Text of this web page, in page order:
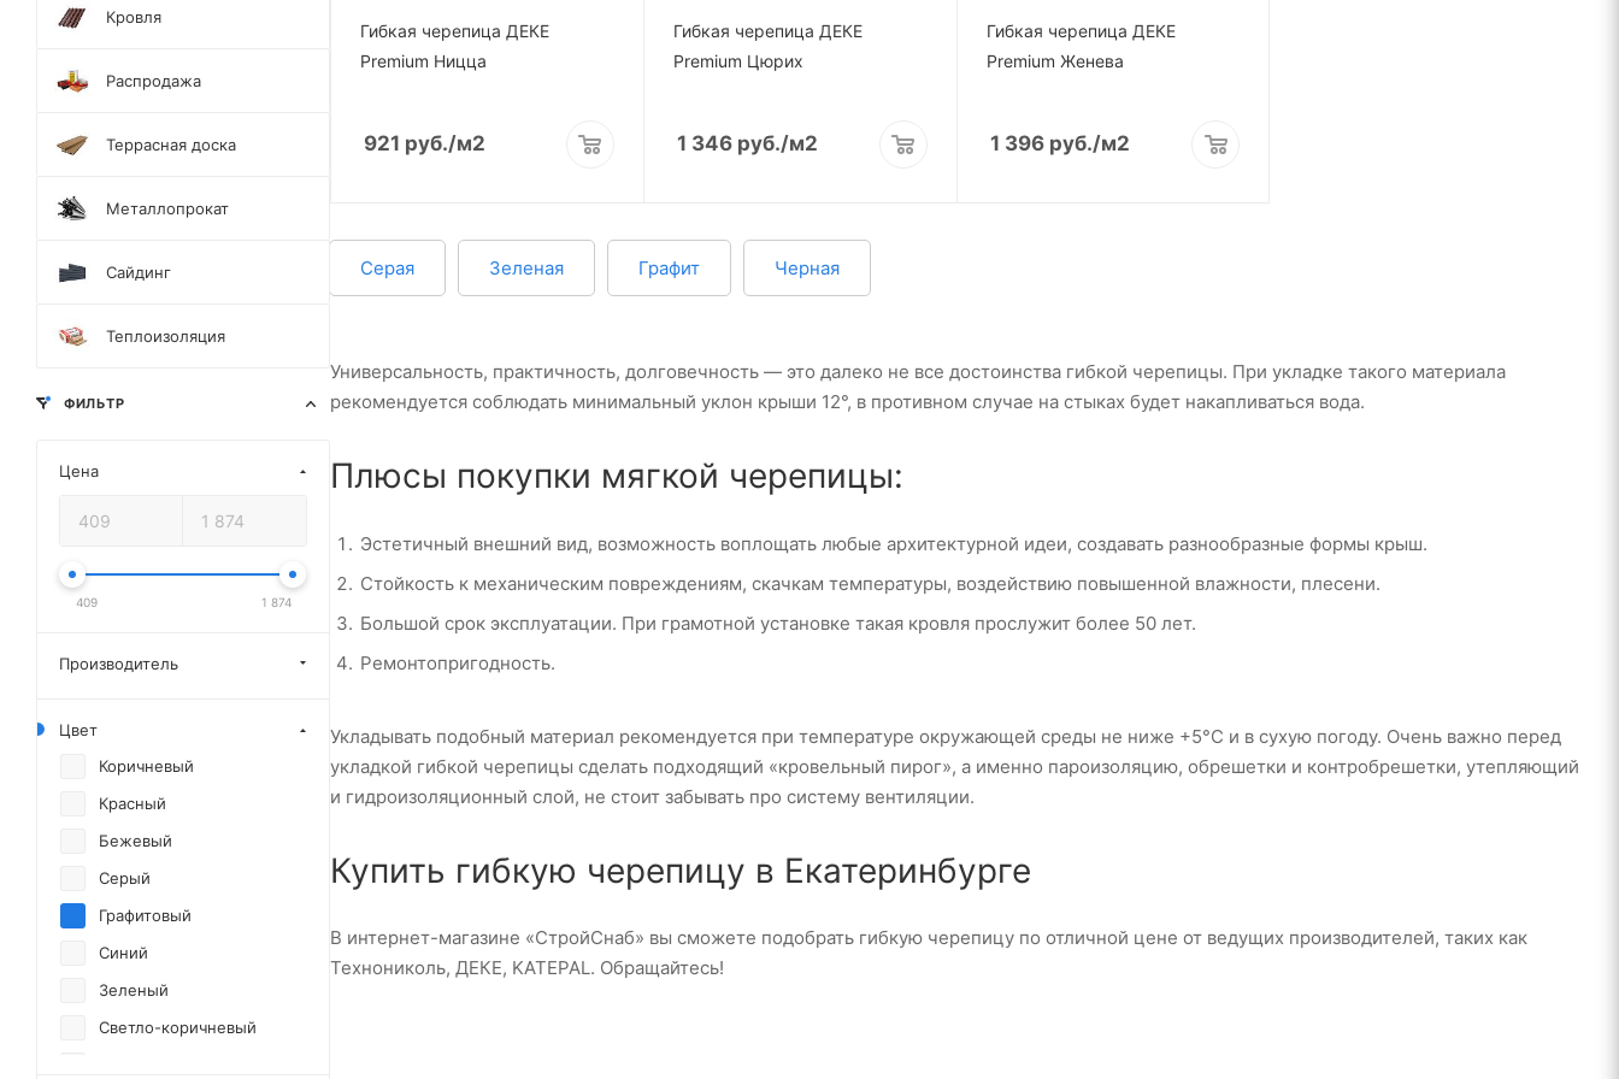
Гибкая черепица ДЕКЕ
Premium Ницца
921 руб./м2
Гибкая черепица ДЕКЕ
Premium Цюрих
1 346руб./м2
Гибкая черепица ДЕКЕ
Premium Женева
1 396руб./м2
Серая Зеленая Графит Черная
Универсальность, практичность, долговечность — это далеко не все достоинства гибкой черепицы. При укладке такого материала
рекомендуется соблюдать минимальный уклон крыши 12°, в противном случае на стыках будет накапливаться вода.
Плюсы покупки мягкой черепицы:
Эстетичный внешний вид, возможность воплощать любые архитектурной идеи, создавать разнообразные формы крыш.
Стойкость к механическим повреждениям, скачкам температуры, воздействию повышенной влажности, плесени.
Большой срок эксплуатации. При грамотной установке такая кровля прослужит более 50 лет.
Ремонтопригодность.
Укладывать подобный материал рекомендуется при температуре окружающей среды не ниже +5°С и в сухую погоду. Очень важно перед
укладкой гибкой черепицы сделать подходящий «кровельный пирог», а именно пароизоляцию, обрешетки и контробрешетки, утепляющий
и гидроизоляционный слой, не стоит забывать про систему вентиляции.
Купить гибкую черепицу в Екатеринбурге
В интернет-магазине «СтройСнаб» вы сможете подобрать гибкую черепицу по отличной цене от ведущих производителей, таких как
Технониколь, ДЕКЕ, KATEPAL. Обращайтесь!
Кровля
Распродажа
Террасная доска
Металлопрокат
Сайдинг
Теплоизоляция
ФИЛЬТР
Цена
409 1 874
Производитель
Цвет
Коричневый
Красный
Бежевый
Серый
Графитовый
Синий
Зеленый
Светло-коричневый